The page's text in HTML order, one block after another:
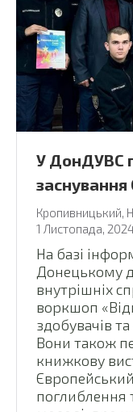
У ДонДУВС
Кропивницький,
1 Листопада,
На базі
Донецькому
внутрішніх
воркшоп
здобувачів
Вони також
книжкову
поглиблення